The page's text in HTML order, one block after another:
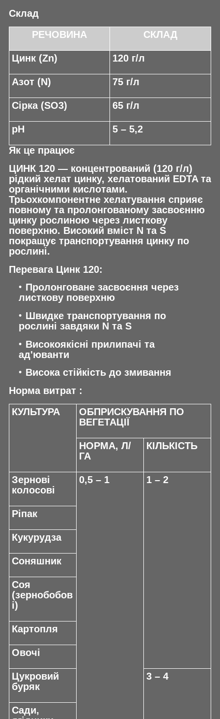
Склад
РЕЧОВИНА
СКЛАД
Цинк (Zn) 120 г/л
Азот (N) 75 г/л
Сірка (SO3) 65 г/л
pH
5 – 5,2
Як це працює
ЦИНК 120 — концентрований (120 г/л)
рідкий хелат цинку, хелатований EDTA та
органічними кислотами.
Трьохкомпонентне хелатування сприяє
повному та пролонгованому засвоєнню
цинку рослиною через листкову
поверхню. Високий вміст N та S
покращує транспортування цинку по
рослині.
Перевага Цинк 120:
Пролонговане засвоєння через
листкову поверхню
Швидке транспортування по
рослині завдяки N та S
Високоякісні прилипачі та
ад'юванти
Висока стійкість до змивання
Норма витрат :
КУЛЬТУРА
ОБПРИСКУВАННЯ ПО
ВЕГЕТАЦІЇ
НОРМА, Л/
ГА
КІЛЬКІСТЬ
Зернові
колосові
0,5 – 1 1 – 2
Ріпак
Кукурудза
Соняшник
Соя
(зернобобов
і)
Картопля
Овочі
Цукровий
буряк
3 – 4
Сади,